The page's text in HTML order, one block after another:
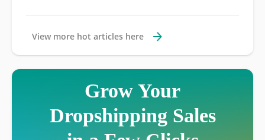
View more hot articles here
Grow Your
Dropshipping Sales